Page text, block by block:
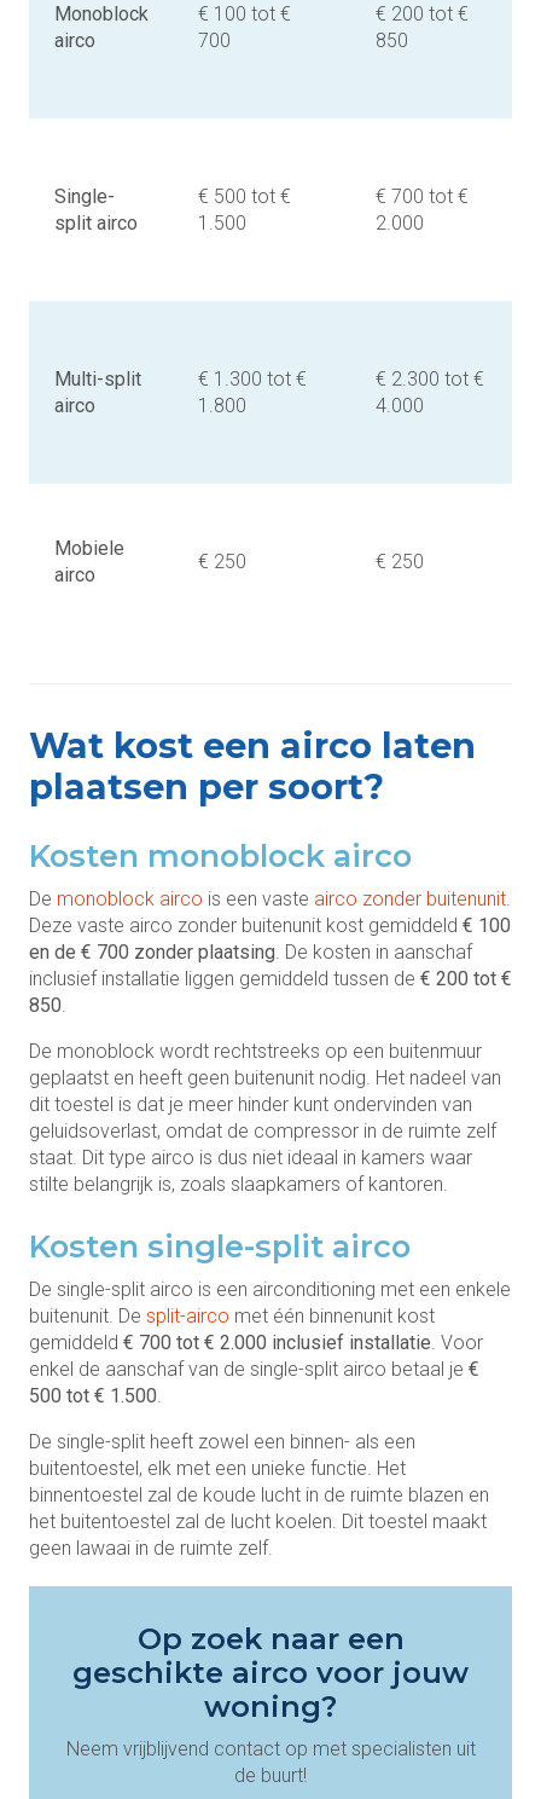
Monoblock
airco
€ 100 tot €
700
€ 200 tot €
850
Single-
split airco
€ 500 tot €
1.500
€ 700 tot €
2.000
Multi-split
airco
€ 1.300 tot €
1.800
€ 2.300 tot €
4.000
Mobiele
airco
€ 250 € 250
Wat kost een airco laten
plaatsen per soort?
Kosten monoblock airco
De monoblock airco is een vaste airco zonder buitenunit.
Deze vaste airco zonder buitenunit kost gemiddeld € 100
en de € 700 zonder plaatsing. De kosten in aanschaf
inclusief installatie liggen gemiddeld tussen de € 200 tot €
850.
De monoblock wordt rechtstreeks op een buitenmuur
geplaatst en heeft geen buitenunit nodig. Het nadeel van
dit toestel is dat je meer hinder kunt ondervinden van
geluidsoverlast, omdat de compressor in de ruimte zelf
staat. Dit type airco is dus niet ideaal in kamers waar
stilte belangrijk is, zoals slaapkamers of kantoren.
Kosten single-split airco
De single-split airco is een airconditioning met een enkele
buitenunit. De split-airco met één binnenunit kost
gemiddeld € 700 tot € 2.000 inclusief installatie. Voor
enkel de aanschaf van de single-split airco betaal je €
500 tot € 1.500.
De single-split heeft zowel een binnen- als een
buitentoestel, elk met een unieke functie. Het
binnentoestel zal de koude lucht in de ruimte blazen en
het buitentoestel zal de lucht koelen. Dit toestel maakt
geen lawaai in de ruimte zelf.
Op zoek naar een
geschikte airco voor jouw
woning?
Neem vrijblijvend contact op met specialisten uit
de buurt!